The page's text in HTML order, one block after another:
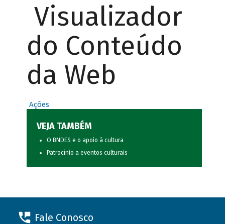
Visualizador
do Conteúdo
da Web
Ações
VEJA TAMBÉM
O BNDES e o apoio à cultura
Patrocínio a eventos culturais
Fale Conosco